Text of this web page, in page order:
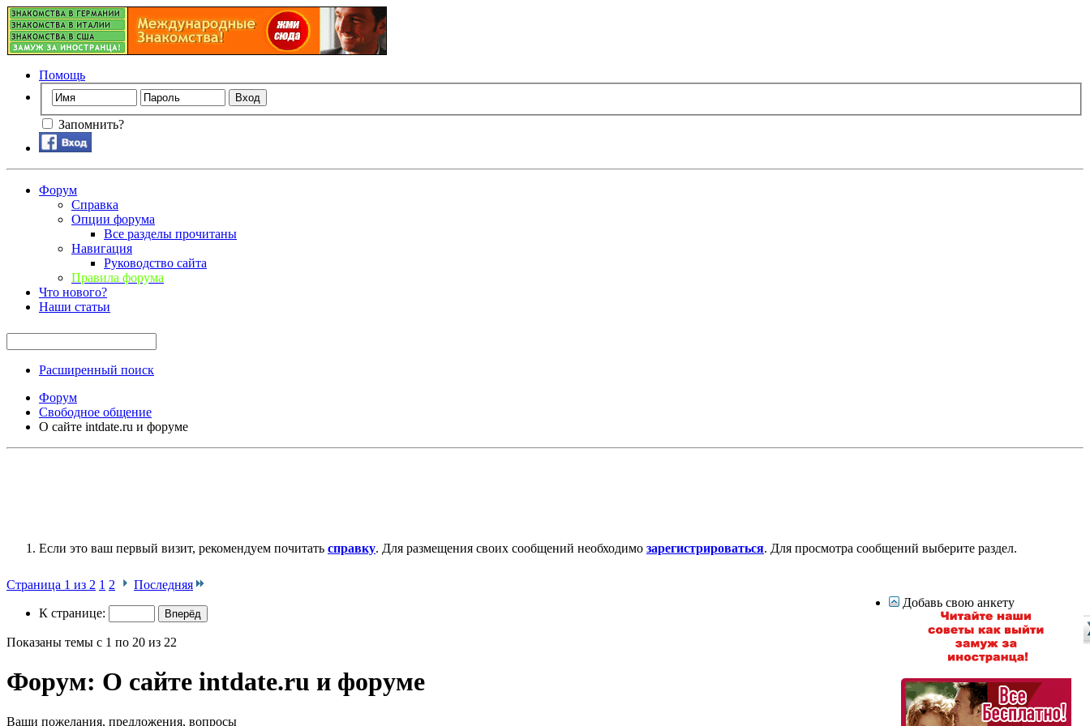
Помощь
Запомнить?
Форум
Справка
Опции форума
Все разделы прочитаны
Навигация
Руководство сайта
Правила форума
Что нового?
Наши статьи
Расширенный поиск
Форум
Свободное общение
О сайте intdate.ru и форуме
Если это ваш первый визит, рекомендуем почитать справку. Для размещения своих сообщений необходимо зарегистрироваться. Для просмотра сообщений выберите раздел.
Страница 1 из 2 1 2 Последняя
К странице:
Показаны темы с 1 по 20 из 22
Форум: О сайте intdate.ru и форуме
Ваши пожелания, предложения, вопросы
Добавь свою анкету